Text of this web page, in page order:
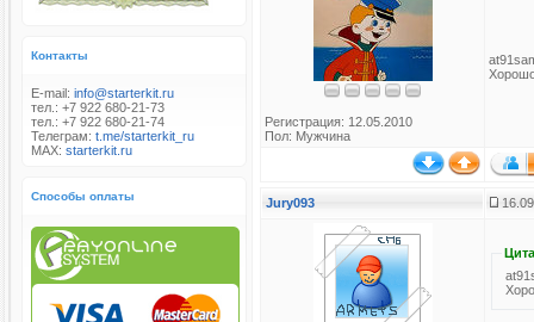
Контакты
E-mail: info@starterkit.ru
тел.: +7 922 680-21-73
тел.: +7 922 680-21-74
Телеграм: t.me/starterkit_ru
MAX: starterkit.ru
Способы оплаты
Регистрация: 12.05.2010
Пол: Мужчина
Jury093